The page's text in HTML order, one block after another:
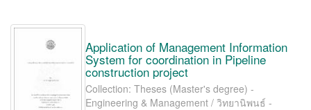
Application of Management Information
System for coordination in Pipeline
construction project
Collection: Theses (Master's degree) -
Engineering & Management / วิทยานิพนธ์ -